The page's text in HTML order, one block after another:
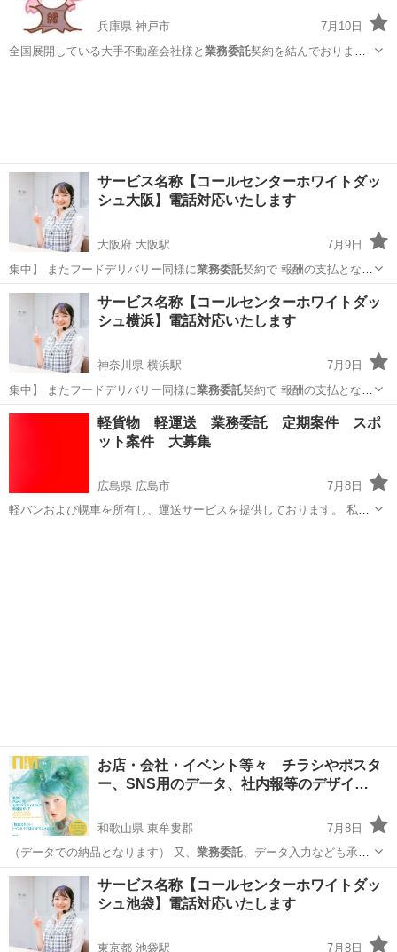
兵庫県 神戸市
7月10日
全国展開している大手不動産会社様と 業務委託契約を結んでおります
サービス名称【コールセンターホワイトダッ
シュ大阪】電話対応いたします
大阪府 大阪駅
7月9日
集中】 またフードデリバリー同様に業務委託契約で 報酬の支払となり
ます。 …
大阪 大阪市 大阪駅 その他
サービス名称【コールセンターホワイトダッ
シュ横浜】電話対応いたします
神奈川県 横浜駅
7月9日
集中】 またフードデリバリー同様に業務委託契約で 報酬の支払となり
ます。 …
神奈川 横浜市 横浜駅 その他 無料
軽貨物 軽運送 業務委託 定期案件 スポ
ット案件 大募集
広島県 広島市
7月8日
​軽バンおよび幌車を所有し、運送サービスを提供しております。 ​私自
お店・会社・イベント等々 チラシやポスタ
ー、SNS用のデータ、社内報等のデザイ…
和歌山県 東牟婁郡
7月8日
（データでの納品となります） 又、 業務委託、データ入力なども承り
ます。 クラ…
和歌山 東牟婁郡 その他 ポスター
サービス名称【コールセンターホワイトダッ
シュ池袋】電話対応いたします
東京都 池袋駅 7月8日